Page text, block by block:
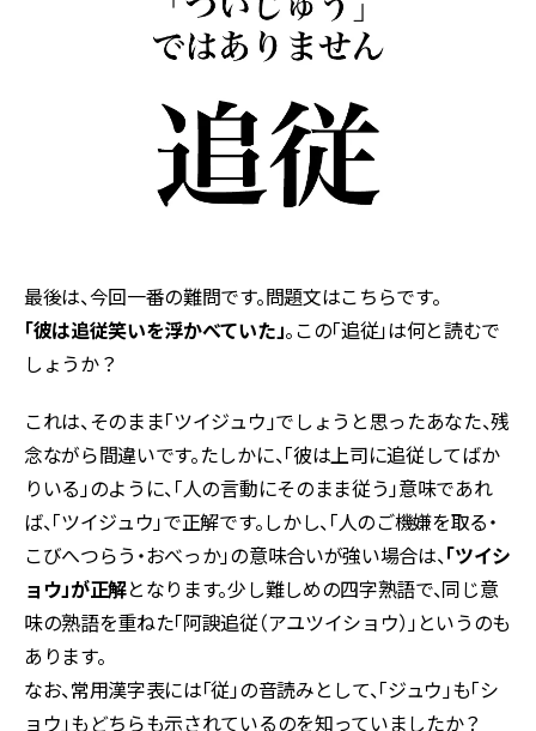
最後は、今回一番の難問です。問題文はこちらです。
「彼は追従笑いを浮かべていた」。この「追従」は何と読むで
しょうか？
これは、そのまま「ツイジュウ」でしょうと思ったあなた、残
念ながら間違いです。たしかに、「彼は上司に追従してばか
りいる」のように、「人の言動にそのまま従う」意味であれ
ば、「ツイジュウ」で正解です。しかし、「人のご機嫌を取る・
こびへつらう・おべっか」の意味合いが強い場合は、「ツイシ
ョウ」が正解となります。少し難しめの四字熟語で、同じ意
味の熟語を重ねた「阿諛追従（アユツイショウ）」というのも
あります。
なお、常用漢字表には「従」の音読みとして、「ジュウ」も「シ
ョウ」もどちらも示されているのを知っていましたか？